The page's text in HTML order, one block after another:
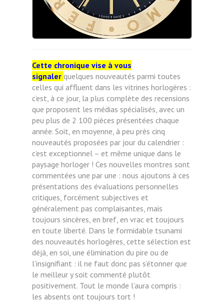
Cette chronique vise à vous
signaler quelques nouveautés parmi toutes
celles qui affluent dans les vitrines horlogères :
c’est, à ce jour, la plus complète des recensions
que proposent les médias spécialisés, avec un
peu plus de 2 100 pièces présentées chaque
année. Soit, en moyenne, à peu près cinq
nouveautés proposées par jour du calendrier :
c’est exceptionnel – et même unique dans le
paysage horloger ! Ces nouvelles montres sont
commentées une par une : nous ajoutons à ces
présentations des évaluations personnelles
critiques, forcément subjectives et
généralement pas complaisantes, mais
toujours sincères, en bref, en vrac et toujours
en toute liberté. Dans le formidable tsunami
des nouveautés horlogères, cette sélection est
déjà, en soi, une élimination du pire ou de
l’insignifiant : il ne faut donc pas s’étonner que
le meilleur y soit commenté plutôt
positivement. Tout le monde l’aura compris :
les absents ont toujours tort !